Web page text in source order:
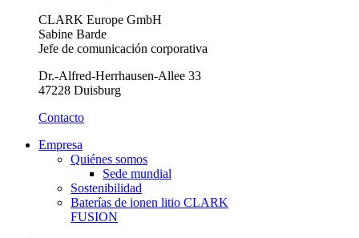
CLARK Europe GmbH
Sabine Barde
Jefe de comunicación corporativa
Dr.-Alfred-Herrhausen-Allee 33
47228 Duisburg
Contacto
Empresa
Quiénes somos
Sede mundial
Sostenibilidad
Baterías de ionen litio CLARK
FUSION